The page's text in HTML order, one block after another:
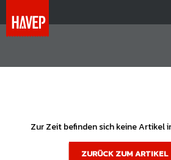
Zur Zeit befinden sich keine Artikel
ZURÜCK ZUM ARTIKEL